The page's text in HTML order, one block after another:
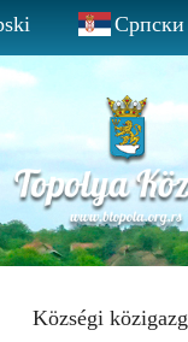
Српски
Községi